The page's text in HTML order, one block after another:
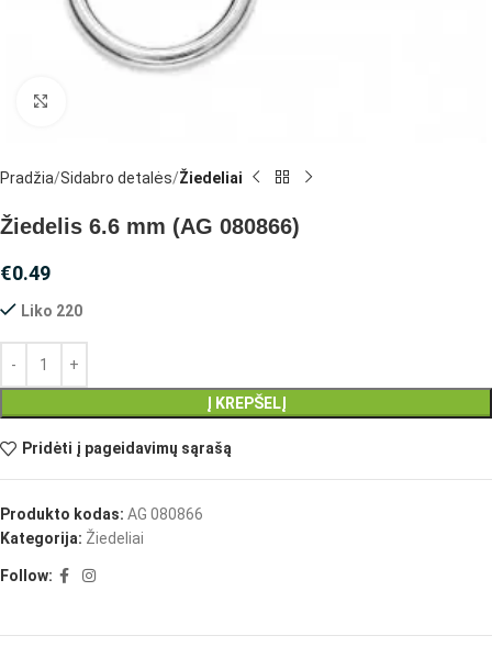
Pradžia Sidabro detalės Žiedeliai
Žiedelis 6.6 mm (AG 080866)
€0.49
Liko 220
Į KREPŠELĮ
Pridėti į pageidavimų sąrašą
Produkto kodas: AG 080866
Kategorija: Žiedeliai
Follow: